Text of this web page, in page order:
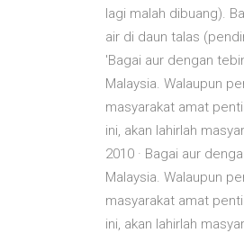
lagi malah dibuang).
air di daun talas
'Bagai aur dengan
Malaysia. Walaupun
masyarakat amat
ini, akan lahirlah
2010 · Bagai aur
Malaysia. Walaupun
masyarakat amat
ini, akan lahirlah